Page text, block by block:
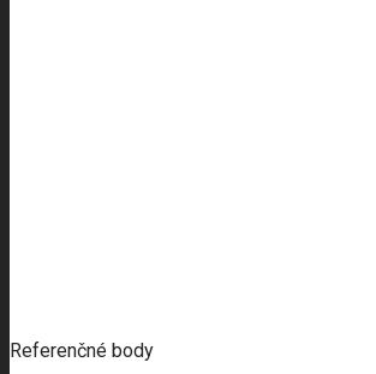
Referenčné body